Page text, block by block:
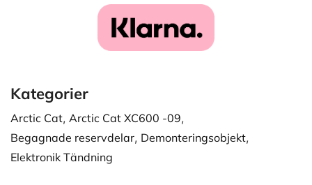
Kategorier
Arctic Cat, Arctic Cat XC600 -09,
Begagnade reservdelar, Demonteringsobjekt,
Elektronik Tändning